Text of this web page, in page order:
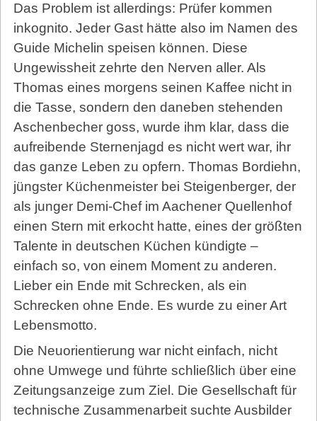
Das Problem ist allerdings: Prüfer kommen
inkognito. Jeder Gast hätte also im Namen des
Guide Michelin speisen können. Diese
Ungewissheit zehrte den Nerven aller. Als
Thomas eines morgens seinen Kaffee nicht in
die Tasse, sondern den daneben stehenden
Aschenbecher goss, wurde ihm klar, dass die
aufreibende Sternenjagd es nicht wert war, ihr
das ganze Leben zu opfern. Thomas Bordiehn,
jüngster Küchenmeister bei Steigenberger, der
als junger Demi-Chef im Aachener Quellenhof
einen Stern mit erkocht hatte, eines der größten
Talente in deutschen Küchen kündigte –
einfach so, von einem Moment zu anderen.
Lieber ein Ende mit Schrecken, als ein
Schrecken ohne Ende. Es wurde zu einer Art
Lebensmotto.
Die Neuorientierung war nicht einfach, nicht
ohne Umwege und führte schließlich über eine
Zeitungsanzeige zum Ziel. Die Gesellschaft für
technische Zusammenarbeit suchte Ausbilder